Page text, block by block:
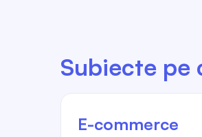
Subiecte pe
E-commerce